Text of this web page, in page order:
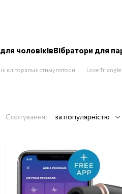
чоловіківВібратори для
кліторальні стимулятори Love Triangle
Сортування: за популярністю